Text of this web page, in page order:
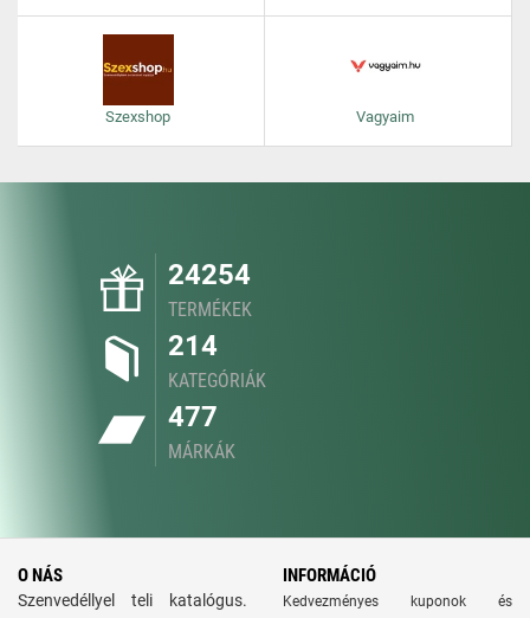
Szexshop Vagyaim
24254
TERMÉKEK
214
KATEGÓRIÁK
477
MÁRKÁK
O NÁS
Szenvedéllyel teli katalógus.
INFORMÁCIÓ
Kedvezményes kuponok és